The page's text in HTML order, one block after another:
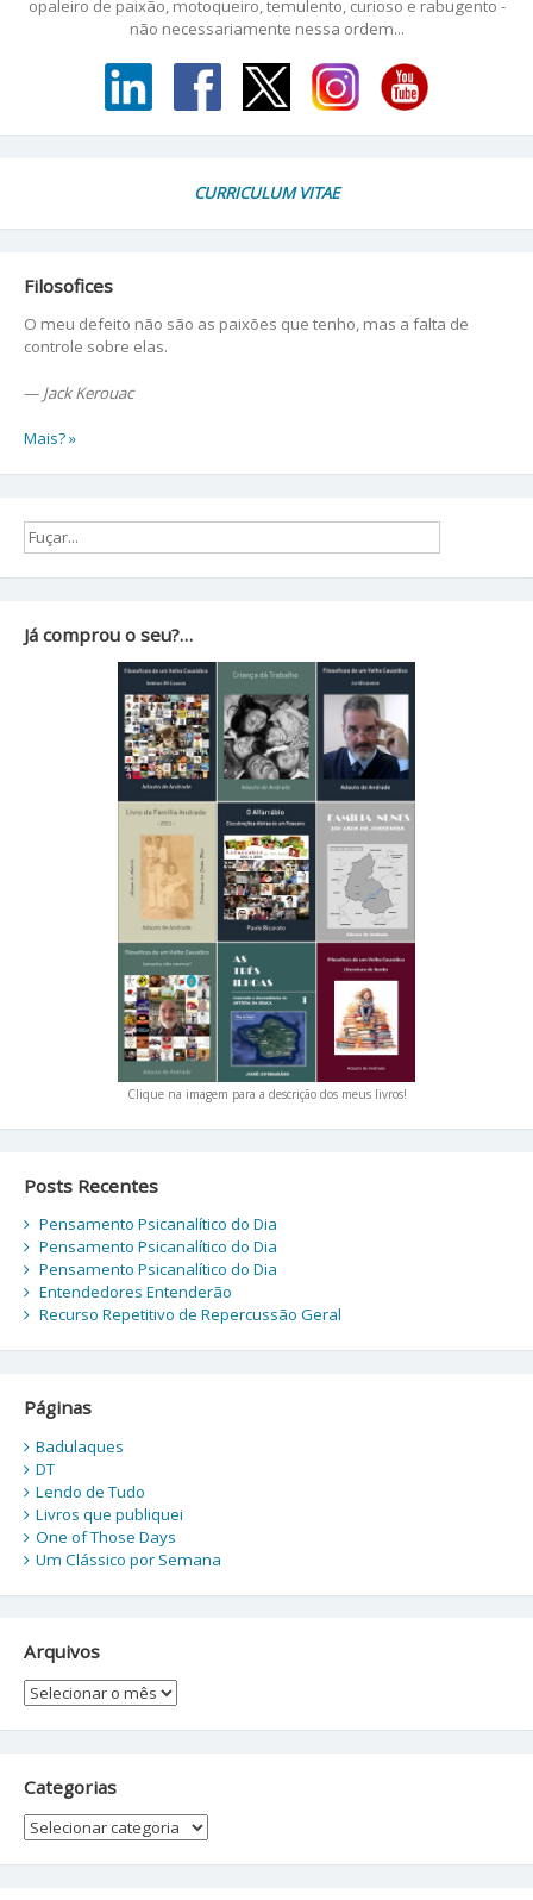
opaleiro de paixão, motoqueiro, temulento, curioso e rabugento -
não necessariamente nessa ordem...
CURRICULUM VITAE
Filosofices
O meu defeito não são as paixões que tenho, mas a falta de
controle sobre elas.
— Jack Kerouac
Mais? »
Já comprou o seu?…
Clique na imagem para a descrição dos meus livros!
Posts Recentes
Pensamento Psicanalítico do Dia
Pensamento Psicanalítico do Dia
Pensamento Psicanalítico do Dia
Entendedores Entenderão
Recurso Repetitivo de Repercussão Geral
Páginas
Badulaques
DT
Lendo de Tudo
Livros que publiquei
One of Those Days
Um Clássico por Semana
Arquivos
Arquivos
Categorias
Categorias